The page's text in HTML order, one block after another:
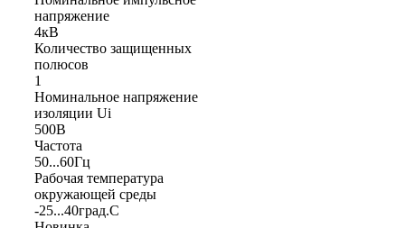
напряжение
4кВ
Количество защищенных
полюсов
1
Номинальное напряжение
изоляции Ui
500В
Частота
50...60Гц
Рабочая температура
окружающей среды
-25...40град.C